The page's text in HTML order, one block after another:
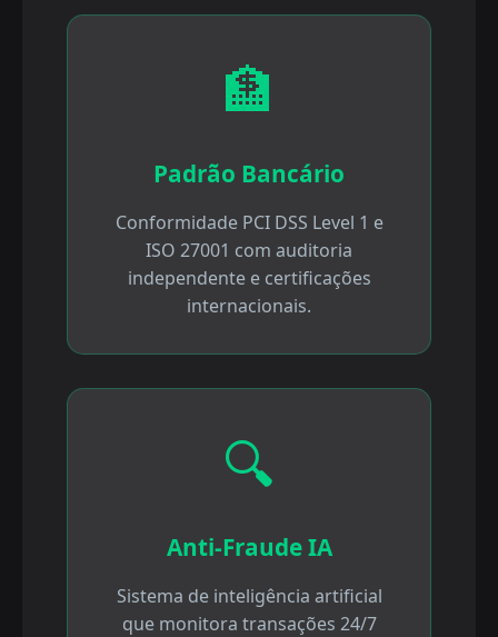
🏦
Padrão Bancário
Conformidade PCI DSS Level 1 e
ISO 27001 com auditoria
independente e certificações
internacionais.
🔍
Anti-Fraude IA
Sistema de inteligência artificial
que monitora transações 24/7